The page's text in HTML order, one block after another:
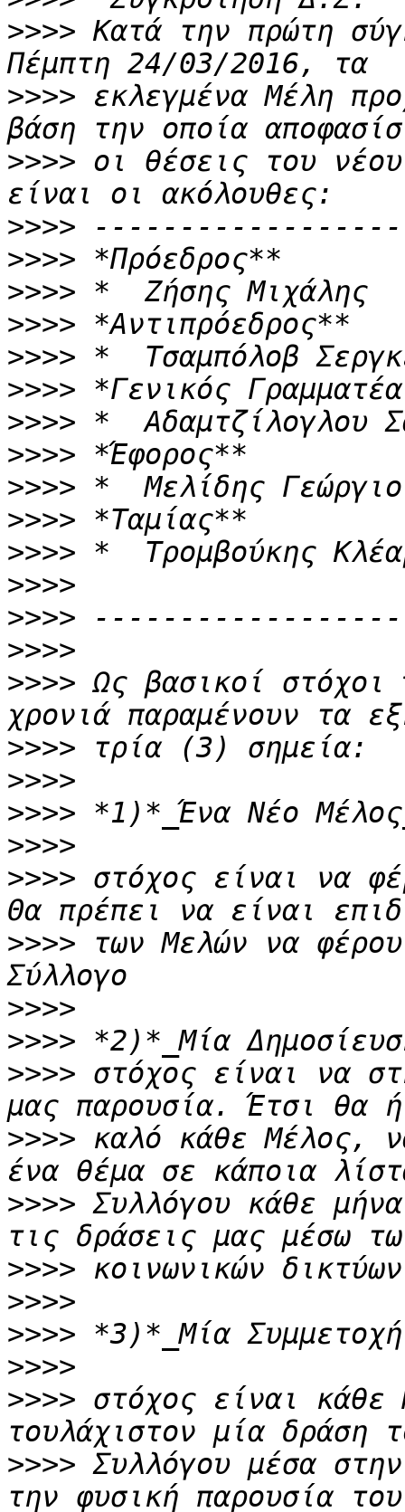
>>>> Κατά την πρώτη
>>>> εκλεγμένα Μέλη
>>>> οι θέσεις του
>>>>
>>>>
>>>>
>>>>
>>>>
>>>>
>>>>
>>>>
>>>>
>>>>
>>>>
>>>>
>>>>
>>>>
>>>> Ως βασικοί
>>>>
>>>>
>>>>
>>>>
>>>> στόχος είναι να
>>>> των Μελών να
>>>>
>>>>
>>>> στόχος είναι να
>>>> καλό κάθε Μέλος,
>>>> Συλλόγου κάθε
>>>>
>>>>
>>>>
>>>>
>>>> στόχος είναι
>>>> Συλλόγου μέσα